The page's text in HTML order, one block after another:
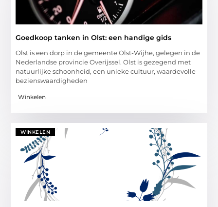
Goedkoop tanken in Olst: een handige gids
Olst is een dorp in de gemeente Olst-Wijhe, gelegen in de
Nederlandse provincie Overijssel. Olst is gezegend met
natuurlijke schoonheid, een unieke cultuur, waardevolle
bezienswaardigheden
Winkelen
WINKELEN